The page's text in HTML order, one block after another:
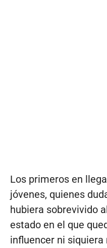
Los primeros en
jóvenes, quienes
hubiera sobrevivido
estado en el que
influencer ni siquiera